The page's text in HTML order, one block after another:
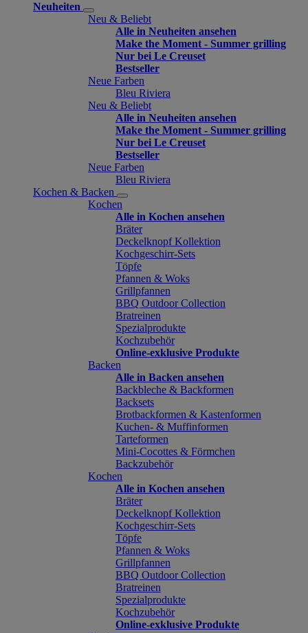
Neuheiten
Neu & Beliebt
Alle in Neuheiten ansehen
Make the Moment - Summer grilling
Nur bei Le Creuset
Bestseller
Neue Farben
Bleu Riviera
Neu & Beliebt
Alle in Neuheiten ansehen
Make the Moment - Summer grilling
Nur bei Le Creuset
Bestseller
Neue Farben
Bleu Riviera
Kochen & Backen
Kochen
Alle in Kochen ansehen
Bräter
Deckelknopf Kollektion
Kochgeschirr-Sets
Töpfe
Pfannen & Woks
Grillpfannen
BBQ Outdoor Collection
Bratreinen
Spezialprodukte
Kochzubehör
Online-exklusive Produkte
Backen
Alle in Backen ansehen
Backbleche & Backformen
Backsets
Brotbackformen & Kastenformen
Kuchen- & Muffinformen
Tarteformen
Mini-Cocottes & Förmchen
Backzubehör
Kochen
Alle in Kochen ansehen
Bräter
Deckelknopf Kollektion
Kochgeschirr-Sets
Töpfe
Pfannen & Woks
Grillpfannen
BBQ Outdoor Collection
Bratreinen
Spezialprodukte
Kochzubehör
Online-exklusive Produkte